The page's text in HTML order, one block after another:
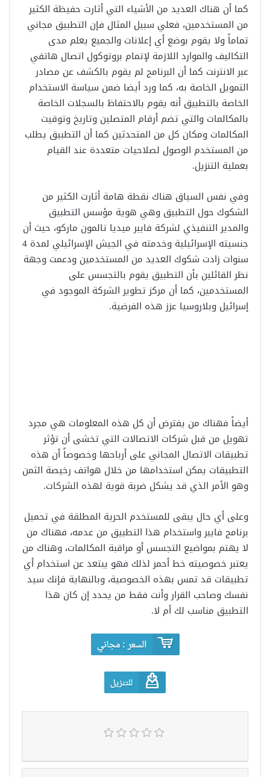
كما أن هناك العديد من الأشياء التي أثارت حفيظة الكثير
من المستخدمين، فعلي سبيل المثال فإن التطبيق مجاني
تماماً ولا يقوم بوضع أي إعلانات والجميع يعلم مدى
التكاليف والموارد اللازمة لإتمام بروتوكول اتصال هاتفي
عبر الانترنت كما أن البرنامج لم يقوم بالكشف عن مصادر
التمويل الخاصة به، كما ورد أيضا ضمن سياسة الاستخدام
الخاصة بالتطبيق أنه يقوم بالاحتفاظ بالسجلات الخاصة
بالمكالمات والتي تضم أرقام المتصلين وتاريخ وتوقيت
المكالمات ومكان كل من المتحدثين كما أن التطبيق يطلب
من المستخدم الوصول لصلاحيات متعددة عند القيام
بعملية التنزيل.
وفي نفس السياق هناك نقطة هامة أثارت الكثير من
الشكوك حول التطبيق وهي هوية مؤسس التطبيق
والمدير التنفيذي لشركة فايبر ميديا تالمون ماركو، حيث أن
جنسيته الإسرائيلية وخدمته في الجيش الإسرائيلي لمدة 4
سنوات زادت شكوك العديد من المستخدمين ودعمت وجهة
نظر القائلين بأن التطبيق يقوم بالتجسس على
المستخدمين، كما أن مركز تطوير الشركة الموجود في
إسرائيل وبلاروسيا عزز هذه الفرضية.
أيضاً فهناك من يفترض أن كل هذه المعلومات هي مجرد
تهويل من قبل شركات الاتصالات التي تخشى أن تؤثر
تطبيقات الاتصال المجاني على أرباحها وخصوصاً أن هذه
التطبيقات يمكن استخدامها من خلال هواتف رخيصة الثمن
وهو الأمر الذي قد يشكل ضربة قوية لهذه الشركات.
وعلى أي حال يبقى للمستخدم الحرية المطلقة في تحميل
برنامج فايبر واستخدام هذا التطبيق من عدمه، فهناك من
لا يهتم بمواضيع التجسس أو مراقبة المكالمات، وهناك من
يعتبر خصوصيته خط أحمر لذلك فهو يبتعد عن استخدام أي
تطبيقات قد تمس بهذه الخصوصية، وبالنهاية فإنك سيد
نفسك وصاحب القرار وأنت فقط من يحدد إن كان هذا
التطبيق مناسب لك أم لا.